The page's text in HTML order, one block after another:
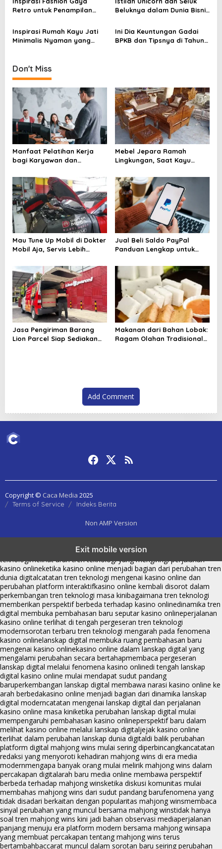
t
o
Retro untuk Penampilan
Beluknya dalam Dunia Bisnis
Inspirasi Rumah Kayu Jati
Minimalis Nyaman yang
Ini Dia Keuntungan Gadai
BPKB dan Tipsnya di Tahun
Don't Miss
Manfaat Pelatihan Kerja
bagi Karyawan dan
Diremehkan
Mebel Jepara Ramah
Lingkungan, Saat Kayu
Wajah Industri Furnitur
Mau Tune Up Mobil di Dokter
Mobil Aja, Servis Lebih
Jual Beli Saldo PayPal
Panduan Lengkap untuk
Digital
Jasa Pengiriman Barang
Lion Parcel Siap Sediakan
Makanan dari Bahan Lobak:
Ragam Olahan Tradisional
Add Comment
Copyright © Caca Media 2025
Terms of Service Indeks Berita
Non AMP Version
Exit mobile version
kasino online muncul seiring pergeseran tren platform
teknologimelihat arah tren teknologi yang mengiringi perjalanan
kasino onlineketika kasino online menjadi bagian dari perubahan tren
dunia digitalcatatan tren teknologi mengenai kasino online dan
perubahan platform interaktifkasino online kembali disorot dalam
perkembangan tren teknologi masa kinibagaimana tren teknologi
memberikan perspektif berbeda terhadap kasino onlinedinamika tren
digital membuka pembahasan baru seputar kasino onlineperjalanan
kasino online terlihat di tengah pergeseran tren teknologi
modernsorotan terbaru tren teknologi mengarah pada fenomena
kasino onlinelanskap digital membuka ruang pembahasan baru
mengenai kasino onlinekasino online dalam lanskap digital yang
mengalami perubahan secara bertahapmembaca pergeseran
lanskap digital melalui fenomena kasino onlinedi tengah lanskap
digital kasino online mulai mendapat sudut pandang
baruperkembangan lanskap digital membawa narasi kasino online ke
arah berbedakasino online menjadi bagian dari dinamika lanskap
digital moderncatatan mengenai lanskap digital dan perjalanan
kasino online masa kiniketika perubahan lanskap digital mulai
mempengaruhi pembahasan kasino onlineperspektif baru dalam
melihat kasino online melalui lanskap digitaljejak kasino online
terlihat dalam perubahan lanskap dunia digitaldi balik perubahan
platform digital mahjong wins mulai sering diperbincangkancatatan
redaksi yang menyoroti kehadiran mahjong wins di era media
modernmengapa banyak orang mulai melirik mahjong wins dalam
percakapan digitalarah baru media online membawa perspektif
berbeda terhadap mahjong winsketika diskusi komunitas mulai
membahas mahjong wins dari sudut pandang barufenomena yang
tidak disadari berkaitan dengan popularitas mahjong winsmembaca
sinyal perubahan yang muncul bersama mahjong winstidak hanya
soal tren mahjong wins kini jadi bahan observasi mediaperjalanan
panjang menuju era platform modern bersama mahjong winsapa
yang membuat percakapan tentang mahjong wins terus
bertambahbaccarat muncul dalam sorotan baru seiring perubahan